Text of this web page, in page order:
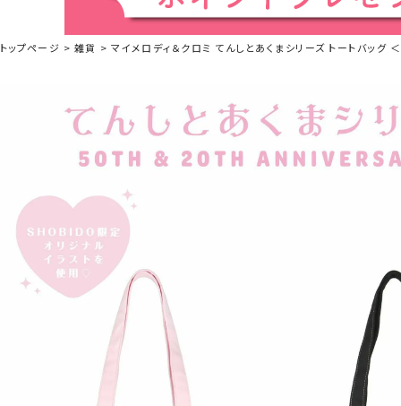
トップページ 雑貨 マイメロディ＆クロミ てんしとあくまシリーズ トートバッ